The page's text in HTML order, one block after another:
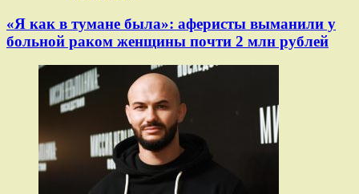
«Я как в тумане была»: аферисты выманили у
больной раком женщины почти 2 млн рублей